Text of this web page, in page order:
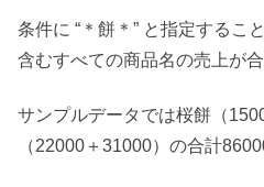
条件に “＊餅＊” と指定するこ
含むすべての商品名の売上が合
サンプルデータでは桜餅（
（22000＋31000）の合計